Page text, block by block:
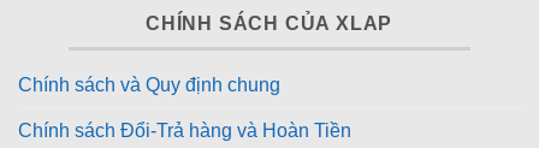
CHÍNH SÁCH CỦA XLAP
Chính sách và Quy định chung
Chính sách Đổi-Trả hàng và Hoàn Tiền